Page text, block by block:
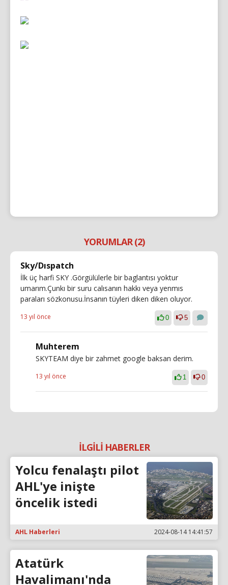
YORUMLAR (2)
Sky/Dıspatch
İlk üç harfi SKY .Görgülülerle bir baglantısı yoktur
umarım.Çunkı bir suru calısanın hakkı veya yenmıs
paraları sözkonusu.İnsanın tüyleri diken diken oluyor.
13 yıl önce 0 5
Muhterem
SKYTEAM diye bir zahmet google baksan derim.
13 yıl önce 1 0
İLGİLİ HABERLER
Yolcu fenalaştı pilot
AHL'ye inişte
öncelik istedi
AHL Haberleri 2024-08-14 14:41:57
Atatürk
Havalimanı'nda